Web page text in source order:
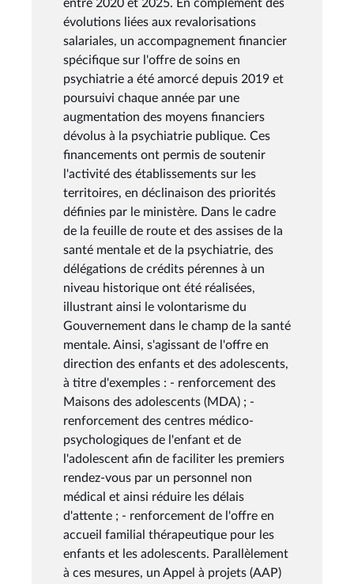
entre 2020 et 2025. En complément des
évolutions liées aux revalorisations
salariales, un accompagnement financier
spécifique sur l'offre de soins en
psychiatrie a été amorcé depuis 2019 et
poursuivi chaque année par une
augmentation des moyens financiers
dévolus à la psychiatrie publique. Ces
financements ont permis de soutenir
l'activité des établissements sur les
territoires, en déclinaison des priorités
définies par le ministère. Dans le cadre
de la feuille de route et des assises de la
santé mentale et de la psychiatrie, des
délégations de crédits pérennes à un
niveau historique ont été réalisées,
illustrant ainsi le volontarisme du
Gouvernement dans le champ de la santé
mentale. Ainsi, s'agissant de l'offre en
direction des enfants et des adolescents,
à titre d'exemples : - renforcement des
Maisons des adolescents (MDA) ; -
renforcement des centres médico-
psychologiques de l'enfant et de
l'adolescent afin de faciliter les premiers
rendez-vous par un personnel non
médical et ainsi réduire les délais
d'attente ; - renforcement de l'offre en
accueil familial thérapeutique pour les
enfants et les adolescents. Parallèlement
à ces mesures, un Appel à projets (AAP)